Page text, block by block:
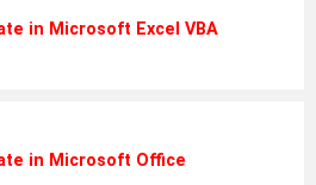
in Microsoft Excel VBA
in Microsoft Office